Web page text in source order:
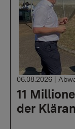
11
der
06.08.2026 |